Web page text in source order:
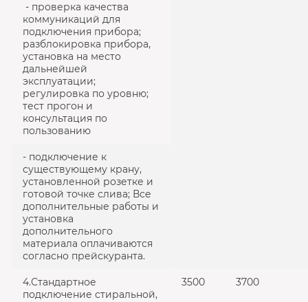
- проверка качества
коммуникаций для
подключения прибора;
разблокировка прибора,
установка на место
дальнейшей
эксплуатации;
регулировка по уровню;
тест прогон и
консультация по
пользованию
- подключение к
существующему крану,
установленной розетке и
готовой точке слива; Все
дополнительные работы и
установка
дополнительного
материала оплачиваются
согласно прейскуранта.
4.Стандартное
подключение стиральной,
3500 3700